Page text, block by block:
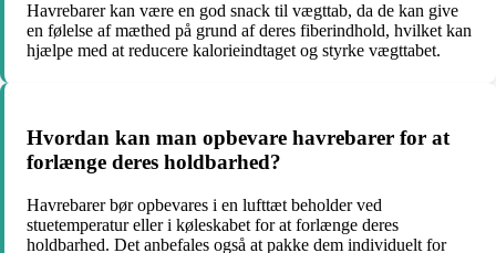
Havrebarer kan være en god snack til vægttab, da de kan give
en følelse af mæthed på grund af deres fiberindhold, hvilket kan
hjælpe med at reducere kalorieindtaget og styrke vægttabet.
Hvordan kan man opbevare havrebarer for at
forlænge deres holdbarhed?
Havrebarer bør opbevares i en lufttæt beholder ved
stuetemperatur eller i køleskabet for at forlænge deres
holdbarhed. Det anbefales også at pakke dem individuelt for